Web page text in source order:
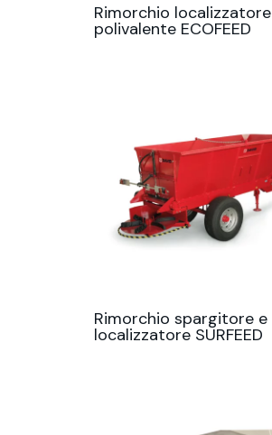
Rimorchio localizzatore
polivalente ECOFEED
Rimorchio spargitore e
localizzatore SURFEED